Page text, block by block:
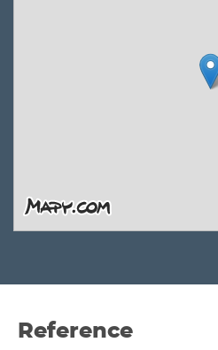
Reference